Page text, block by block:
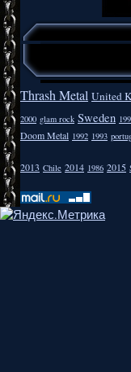
Thrash Metal United
2000 glam rock Sweden
Doom Metal 1992 1993
2013 Chile 2014 1986 2015